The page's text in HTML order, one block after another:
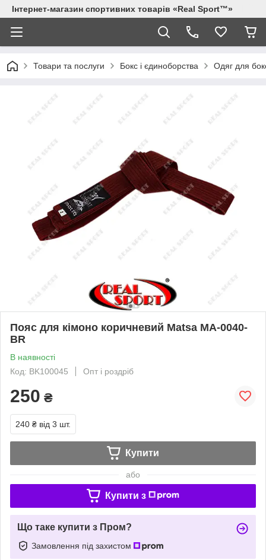
Інтернет-магазин спортивних товарів «Real Sport™»
Товари та послуги Бокс і єдиноборства Одяг для
Пояс для кімоно коричневий Matsa MA-0040-
BR
В наявності
Код: BK100045
Опт і роздріб
250 ₴
240 ₴ від 3 шт.
Купити
або
Купити з
Що таке купити з Пром?
Замовлення під захистом